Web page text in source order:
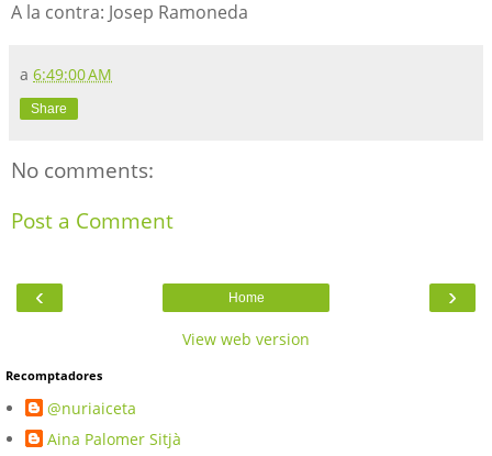
A la contra: Josep Ramoneda
a 6:49:00 AM
Share
No comments:
Post a Comment
‹ ›
Home
View web version
Recomptadores
@nuriaiceta
Aina Palomer Sitjà